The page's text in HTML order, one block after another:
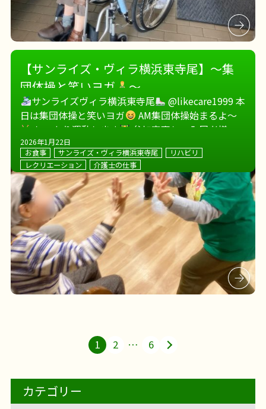
【サンライズ・ヴィラ横浜東寺尾】～集
団体操と笑いヨガ
～
サンライズヴィラ横浜東寺尾
@likecare1999 本
日は集団体操と笑いヨガ
AM集団体操始まるよ〜
しっかり運動します
参加率高し、入居者様の
元気の秘訣です
[…]
2026年1月22日
お食事 サンライズ・ヴィラ横浜東寺尾
リハビリ
レクリエーション
介護士の仕事
1 2 … 6
カテゴリー